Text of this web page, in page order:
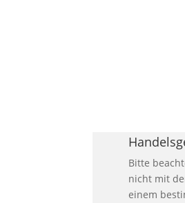
Bitte
nicht mit
einem